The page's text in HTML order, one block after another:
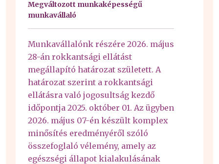
Megváltozott munkaképességű
munkavállaló
Munkavállalónk részére 2026. május
28-án rokkantsági ellátást
megállapító határozat született. A
határozat szerint a rokkantsági
ellátásra való jogosultság kezdő
időpontja 2025. október 01. Az ügyben
2026. május 07-én készült komplex
minősítés eredményéről szóló
összefoglaló vélemény, amely az
egészségi állapot kialakulásának